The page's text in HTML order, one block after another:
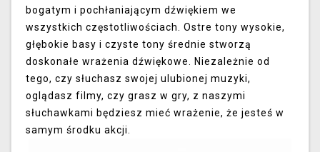
bogatym i pochłaniającym dźwiękiem we
wszystkich częstotliwościach. Ostre tony wysokie,
głębokie basy i czyste tony średnie stworzą
doskonałe wrażenia dźwiękowe. Niezależnie od
tego, czy słuchasz swojej ulubionej muzyki,
oglądasz filmy, czy grasz w gry, z naszymi
słuchawkami będziesz mieć wrażenie, że jesteś w
samym środku akcji.